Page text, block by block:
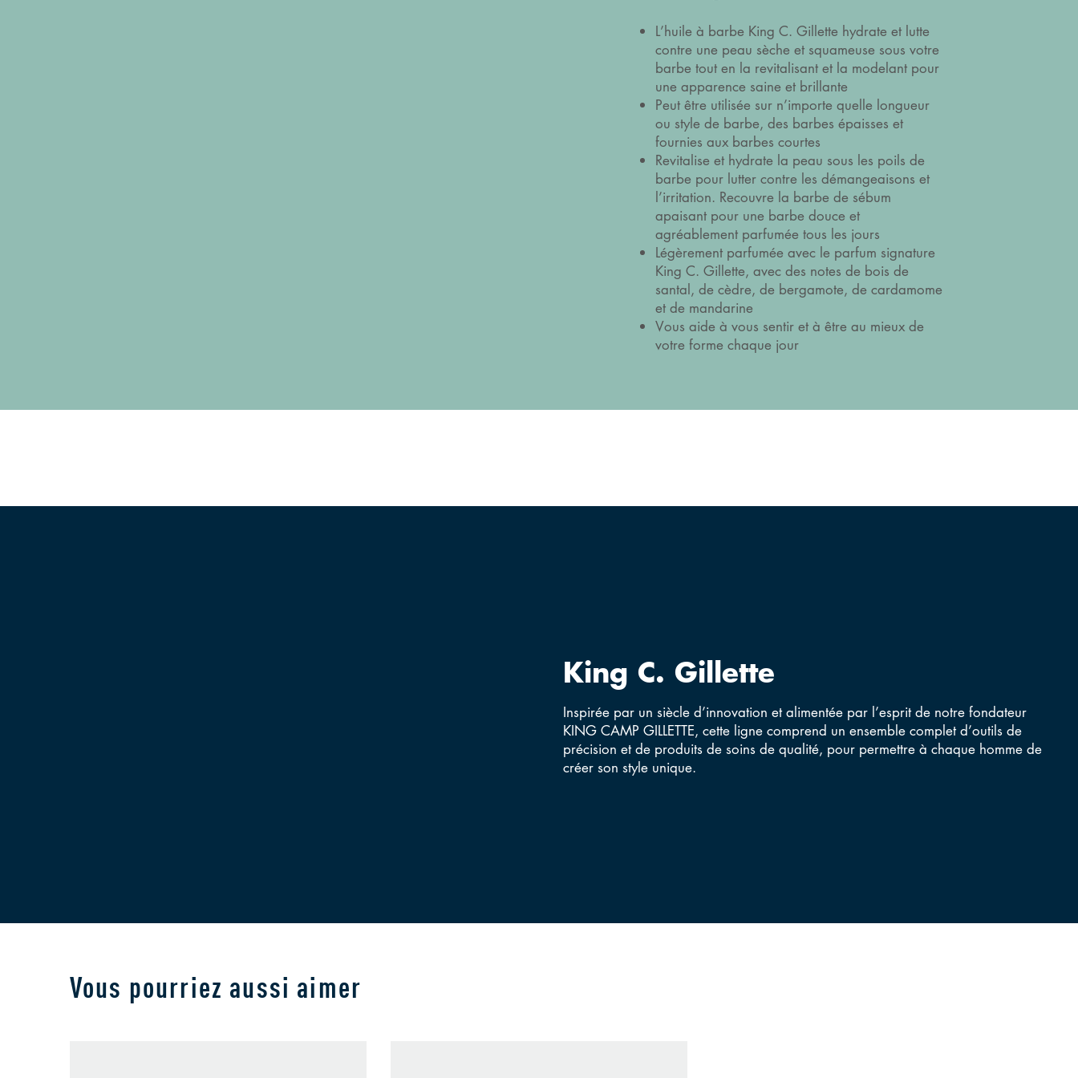
L’huile à barbe King C. Gillette hydrate et lutte
contre une peau sèche et squameuse sous votre
barbe tout en la revitalisant et la modelant pour
une apparence saine et brillante
Peut être utilisée sur n’importe quelle longueur
ou style de barbe, des barbes épaisses et
fournies aux barbes courtes
Revitalise et hydrate la peau sous les poils de
barbe pour lutter contre les démangeaisons et
l’irritation. Recouvre la barbe de sébum
apaisant pour une barbe douce et
agréablement parfumée tous les jours
Légèrement parfumée avec le parfum signature
King C. Gillette, avec des notes de bois de
santal, de cèdre, de bergamote, de cardamome
et de mandarine
Vous aide à vous sentir et à être au mieux de
votre forme chaque jour
King C. Gillette
Inspirée par un siècle d’innovation et alimentée par l’esprit de notre fondateur
KING CAMP GILLETTE, cette ligne comprend un ensemble complet d’outils de
précision et de produits de soins de qualité, pour permettre à chaque homme de
créer son style unique.
Vous pourriez aussi aimer